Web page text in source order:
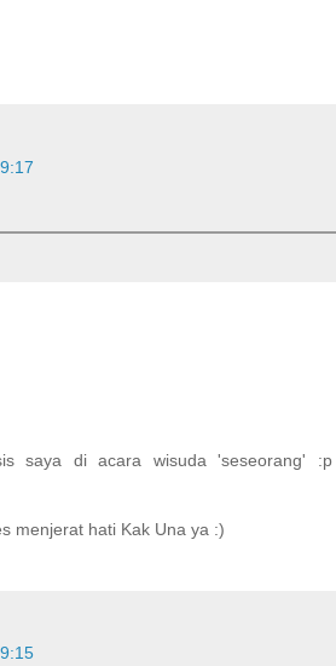
saya di acara wisuda 'seseorang' :p
menjerat hati Kak Una ya :)